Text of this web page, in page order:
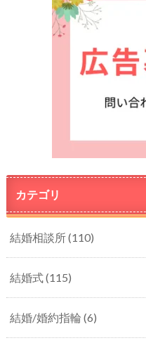
カテゴリ
結婚相談所(110)
結婚式(115)
結婚/婚約指輪 (6)